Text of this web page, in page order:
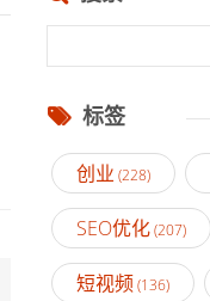
标签
创业 (228)
SEO优化(207)
短视频(136)